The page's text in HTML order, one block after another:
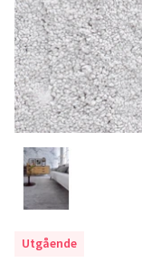
Utgående